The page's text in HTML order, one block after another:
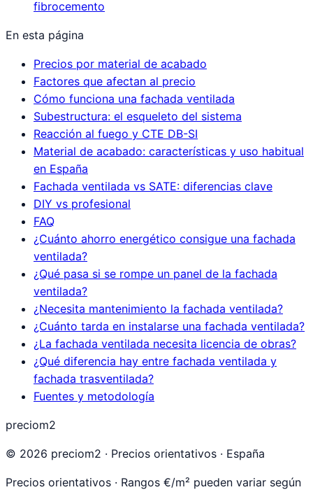
fibrocemento
En esta página
Precios por material de acabado
Factores que afectan al precio
Cómo funciona una fachada ventilada
Subestructura: el esqueleto del sistema
Reacción al fuego y CTE DB-SI
Material de acabado: características y uso habitual
en España
Fachada ventilada vs SATE: diferencias clave
DIY vs profesional
FAQ
¿Cuánto ahorro energético consigue una fachada
ventilada?
¿Qué pasa si se rompe un panel de la fachada
ventilada?
¿Necesita mantenimiento la fachada ventilada?
¿Cuánto tarda en instalarse una fachada ventilada?
¿La fachada ventilada necesita licencia de obras?
¿Qué diferencia hay entre fachada ventilada y
fachada trasventilada?
Fuentes y metodología
preciom2
© 2026 preciom2 · Precios orientativos · España
Precios orientativos · Rangos €/m² pueden variar según